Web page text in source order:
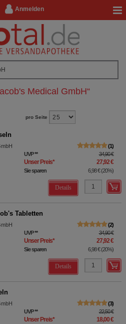
Anmelden
Medical GmbH“
pro Seite
1
UVP** 34,90 €
Unser Preis* 27,92 €
Sie sparen 6,98 €(20%)
Details
Tabletten
2
UVP** 34,90 €
Unser Preis* 27,92 €
Sie sparen 6,98 €(20%)
Details
3
UVP** 22,50 €
Unser Preis* 18,00 €